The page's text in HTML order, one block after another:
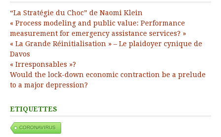
“La Stratégie du Choc” de Naomi Klein
« Process modeling and public value: Performance
measurement for emergency assistance services? »
« La Grande Réinitialisation » – Le plaidoyer cynique de
Davos
« Irresponsables »?
Would the lock-down economic contraction be a prelude
to a major depression?
ETIQUETTES
CORONAVIRUS